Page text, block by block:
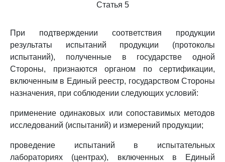
Статья 5
При подтверждении соответствия продукции
результаты испытаний продукции (протоколы
испытаний), полученные в государстве одной
Стороны, признаются органом по сертификации,
включенным в Единый реестр, государством Стороны
назначения, при соблюдении следующих условий:
применение одинаковых или сопоставимых методов
исследований (испытаний) и измерений продукции;
проведение испытаний в испытательных
лабораториях (центрах), включенных в Единый